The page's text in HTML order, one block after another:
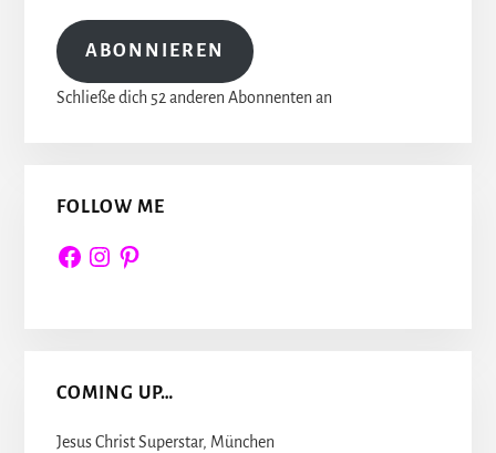
ABONNIEREN
Schließe dich 52 anderen Abonnenten an
FOLLOW ME
FacebookInstagram
Pinterest
COMING UP…
Jesus Christ Superstar, München